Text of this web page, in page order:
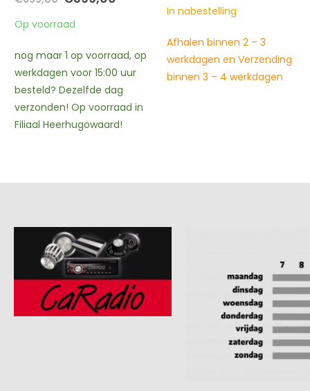
was:
€399,00.
Op voorraad
nog maar 1 op voorraad, op
werkdagen voor 15:00 uur
besteld? Dezelfde dag
verzonden! Op voorraad in
Filiaal Heerhugowaard!
In nabestelling
Afhalen binnen 2 – 3
werkdagen en Verzending
binnen 3 – 4 werkdagen